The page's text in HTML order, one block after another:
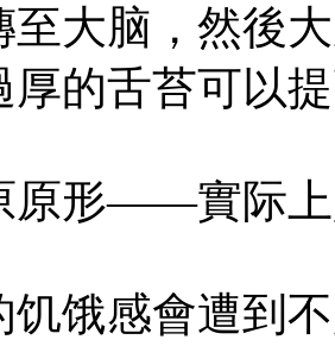
至大脑，然後
厚的舌苔可以
原形——實际上
饥饿感會遭到